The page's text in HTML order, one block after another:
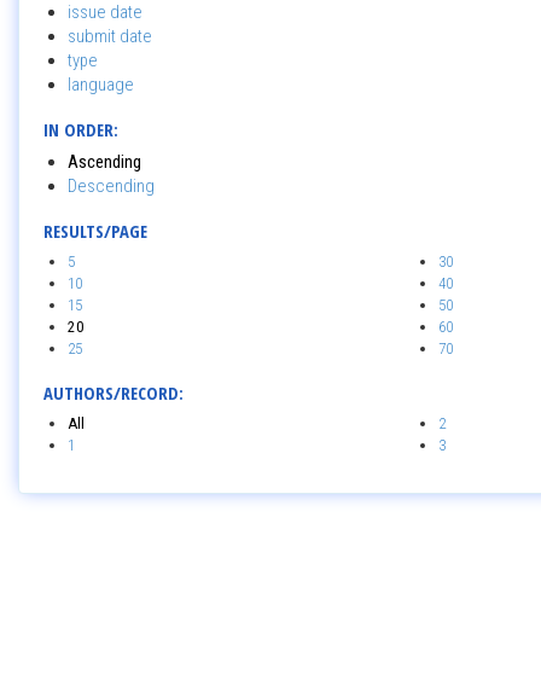
issue date
submit date
type
language
IN ORDER:
Ascending
Descending
RESULTS/PAGE
5
10
15
20
25
30
40
50
60
70
AUTHORS/RECORD:
All
1
2
3